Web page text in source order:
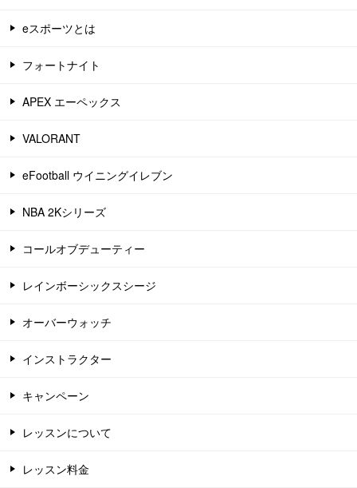
eスポーツとは
フォートナイト
APEX エーペックス
VALORANT
eFootball ウイニングイレブン
NBA 2Kシリーズ
コールオブデューティー
レインボーシックスシージ
オーバーウォッチ
インストラクター
キャンペーン
レッスンについて
レッスン料金